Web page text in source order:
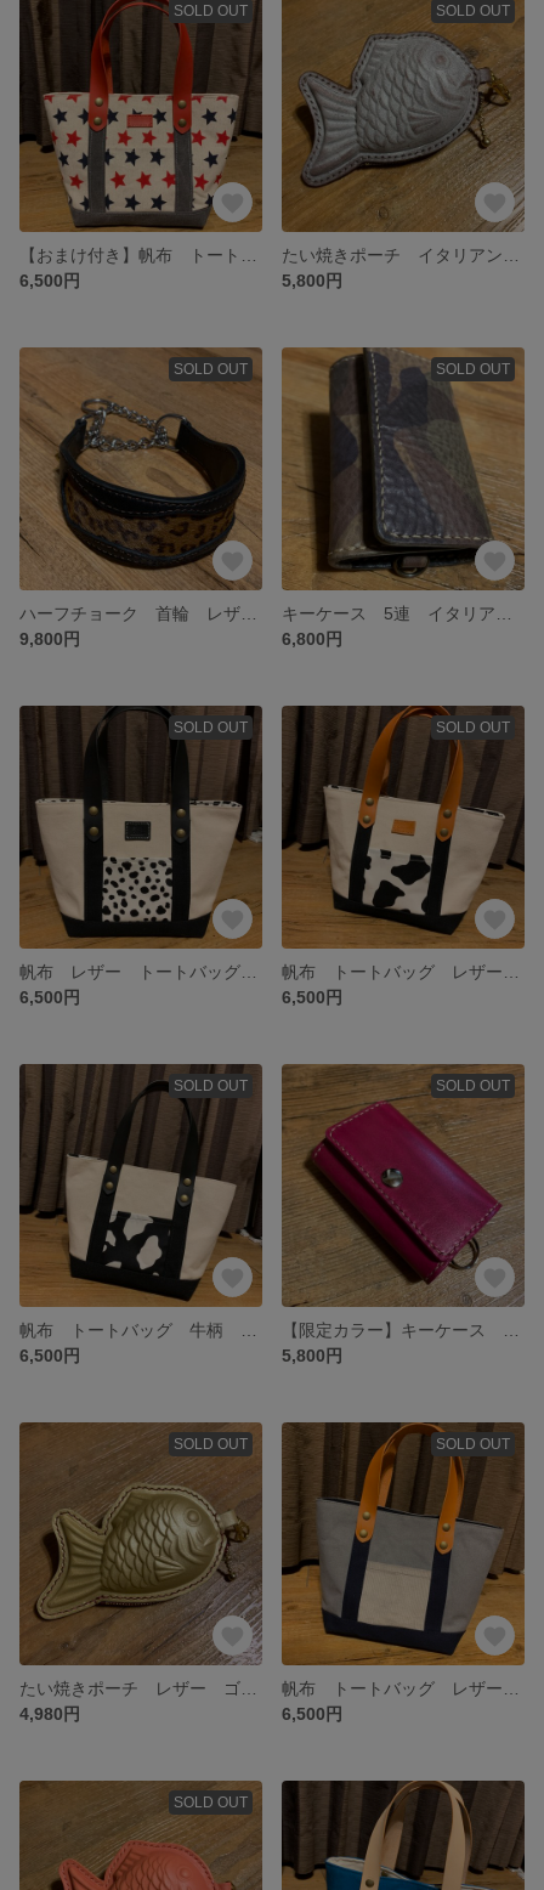
SOLD OUT
6,500円
SOLD OUT
5,800円
SOLD OUT
9,800円
SOLD OUT
6,800円
SOLD OUT
6,500円
SOLD OUT
6,500円
SOLD OUT
6,500円
SOLD OUT
5,800円
SOLD OUT
4,980円
SOLD OUT
6,500円
SOLD OUT